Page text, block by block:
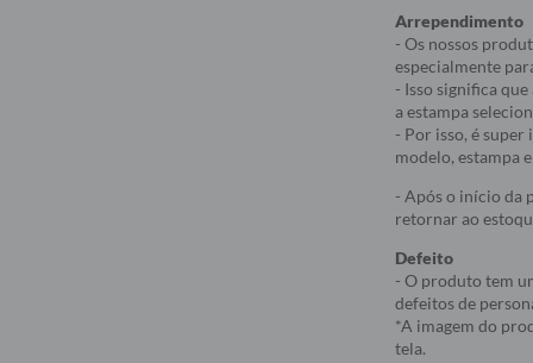
Arrependimento
- Os nossos
especialmente
- Isso significa
a estampa
- Por isso, é
modelo, estampa
- Após o início da
retornar ao
Defeito
- O produto tem
defeitos de
*A imagem do
tela.